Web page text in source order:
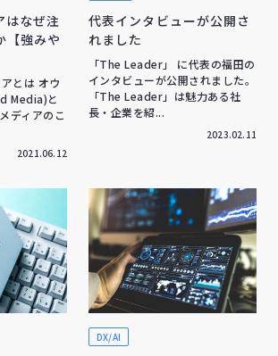
はなぜ注
【強みや
とは オウ
Media)と
ディアのこ
2021.06.12
代表インタビューが公開さ
れました
「The Leader」 に代表の福田の
インタビューが公開されました。
「The Leader」は魅力ある社
長・企業を紹...
2023.02.11
DX/AI